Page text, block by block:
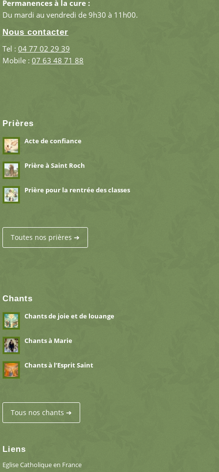
Permanences à la cure :
Du mardi au vendredi de 9h30 à 11h00.
Nous contacter
Tel : 04 77 02 29 39
Mobile : 07 63 48 71 88
Prières
Acte de confiance
Prière à Saint Roch
Prière pour la rentrée des classes
Toutes nos prières ➔
Chants
Chants de joie et de louange
Chants à Marie
Chants à l’Esprit Saint
Tous nos chants ➔
Liens
Eglise Catholique en France